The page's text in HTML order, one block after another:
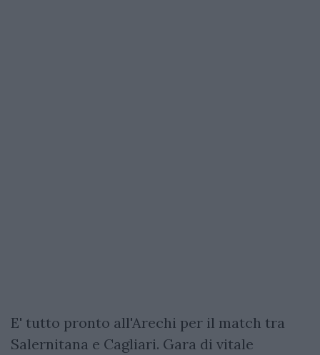
E' tutto pronto all'Arechi per il match tra
Salernitana e Cagliari. Gara di vitale